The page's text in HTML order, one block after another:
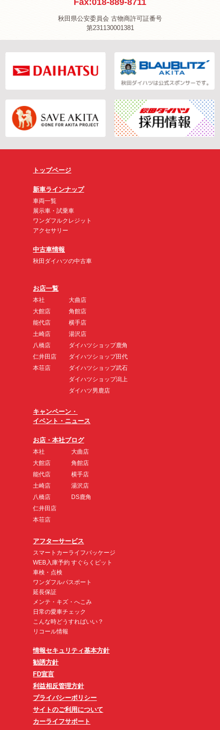
Fax:018-889-8711
秋田県公安委員会 古物商許可証番号
第231130001381
トップページ
新車ラインナップ
車両一覧
展示車・試乗車
ワンダフルクレジット
アクセサリー
中古車情報
秋田ダイハツの中古車
お店一覧
本社
大館店
能代店
土崎店
八橋店
仁井田店
本荘店
大曲店
角館店
横手店
湯沢店
ダイハツショップ鹿角
ダイハツショップ田代
ダイハツショップ武石
ダイハツショップ潟上
ダイハツ男鹿店
キャンペーン・
イベント・ニュース
お店・本社ブログ
本社
大館店
能代店
土崎店
八橋店
仁井田店
本荘店
大曲店
角館店
横手店
湯沢店
DS鹿角
アフターサービス
スマートカーライフパッケージ
WEB入庫予約 すぐらくピット
車検・点検
ワンダフルパスポート
延長保証
メンテ・キズ・へこみ
日常の愛車チェック
こんな時どうすればいい？
リコール情報
情報セキュリティ基本方針
勧誘方針
FD宣言
利益相反管理方針
プライバシーポリシー
サイトのご利用について
カーライフサポート